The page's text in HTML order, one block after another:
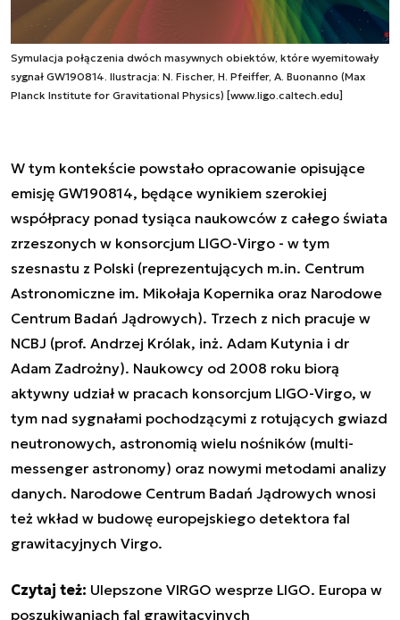
Symulacja połączenia dwóch masywnych obiektów, które wyemitowały
sygnał GW190814. Ilustracja: N. Fischer, H. Pfeiffer, A. Buonanno (Max
Planck Institute for Gravitational Physics) [www.ligo.caltech.edu]
W tym kontekście powstało opracowanie opisujące
emisję GW190814, będące wynikiem szerokiej
współpracy ponad tysiąca naukowców z całego świata
zrzeszonych w konsorcjum LIGO-Virgo - w tym
szesnastu z Polski (reprezentujących m.in. Centrum
Astronomiczne im. Mikołaja Kopernika oraz Narodowe
Centrum Badań Jądrowych). Trzech z nich pracuje w
NCBJ (prof. Andrzej Królak, inż. Adam Kutynia i dr
Adam Zadrożny). Naukowcy od 2008 roku biorą
aktywny udział w pracach konsorcjum LIGO-Virgo, w
tym nad sygnałami pochodzącymi z rotujących gwiazd
neutronowych, astronomią wielu nośników (multi-
messenger astronomy) oraz nowymi metodami analizy
danych. Narodowe Centrum Badań Jądrowych wnosi
też wkład w budowę europejskiego detektora fal
grawitacyjnych Virgo.
Czytaj też: Ulepszone VIRGO wesprze LIGO. Europa w
poszukiwaniach fal grawitacyjnych